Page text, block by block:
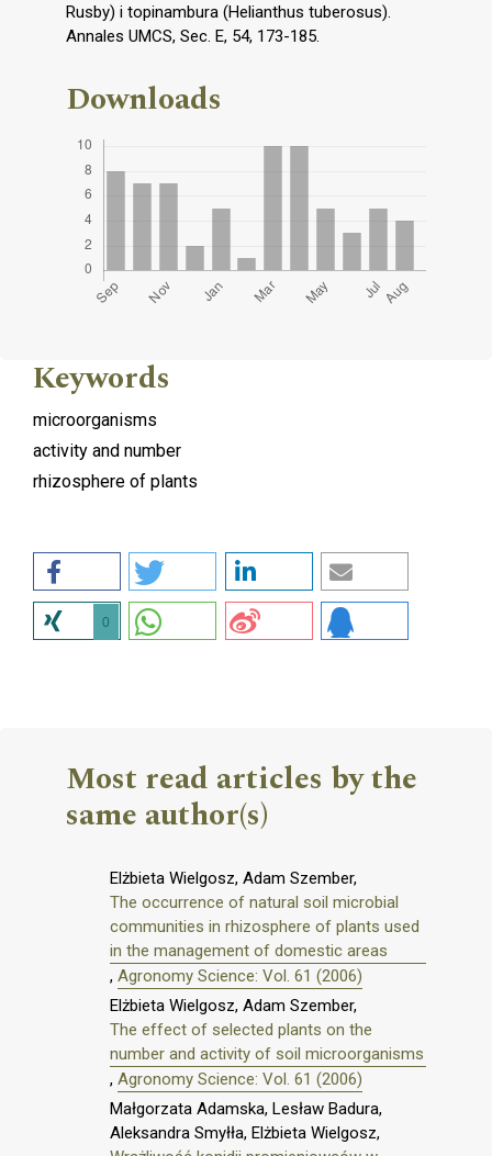
Rusby) i topinambura (Helianthus tuberosus).
Annales UMCS, Sec. E, 54, 173-185.
Downloads
Keywords
microorganisms
activity and number
rhizosphere of plants
0
Most read articles by the
same author(s)
Elżbieta Wielgosz, Adam Szember,
The occurrence of natural soil microbial
communities in rhizosphere of plants used
in the management of domestic areas
, Agronomy Science: Vol. 61 (2006)
Elżbieta Wielgosz, Adam Szember,
The effect of selected plants on the
number and activity of soil microorganisms
, Agronomy Science: Vol. 61 (2006)
Małgorzata Adamska, Lesław Badura,
Aleksandra Smyłła, Elżbieta Wielgosz,